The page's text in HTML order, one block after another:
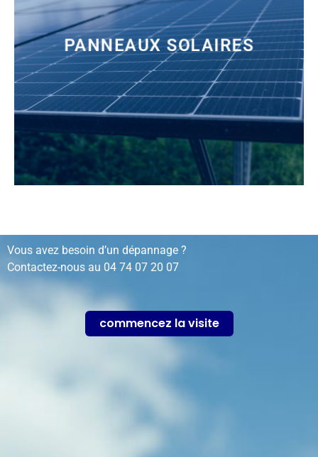
PANNEAUX SOLAIRES
installation, rénovation, dépannage…
Vous avez besoin d’un dépannage ?
Contactez-nous au 04 74 07 20 07
commencez la visite